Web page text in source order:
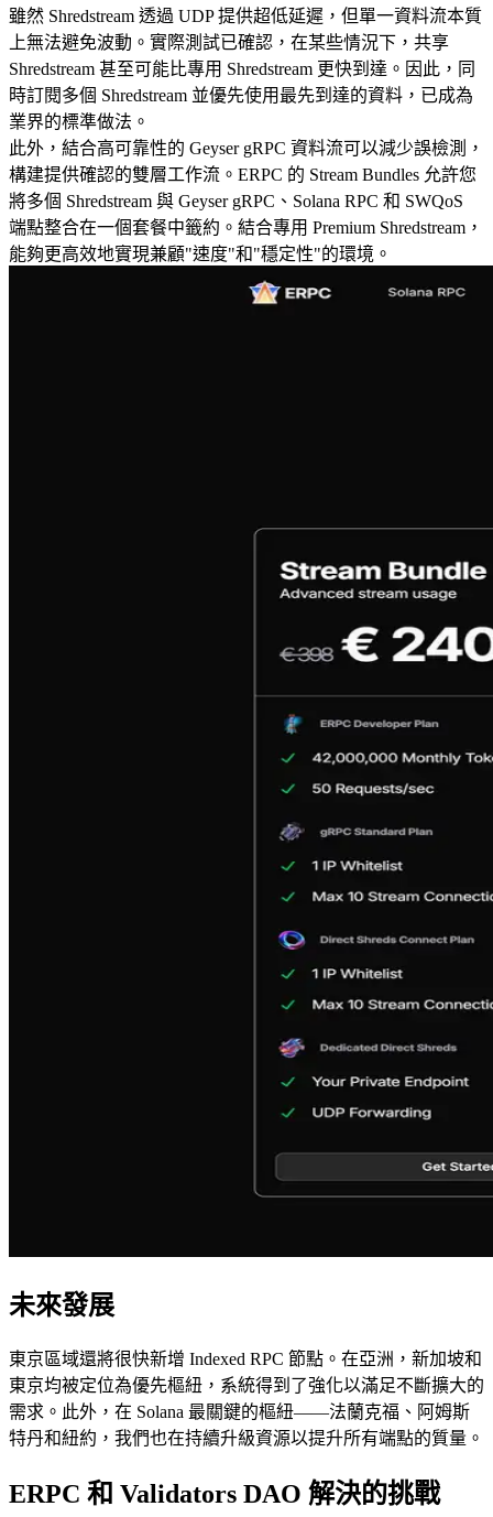
雖然 Shredstream 透過 UDP 提供超低延遲，但單一資料流本質
上無法避免波動。實際測試已確認，在某些情況下，共享
Shredstream 甚至可能比專用 Shredstream 更快到達。因此，同
時訂閱多個 Shredstream 並優先使用最先到達的資料，已成為
業界的標準做法。
此外，結合高可靠性的 Geyser gRPC 資料流可以減少誤檢測，
構建提供確認的雙層工作流。ERPC 的 Stream Bundles 允許您
將多個 Shredstream 與 Geyser gRPC、Solana RPC 和 SWQoS
端點整合在一個套餐中籤約。結合專用 Premium Shredstream，
能夠更高效地實現兼顧"速度"和"穩定性"的環境。
未來發展
東京區域還將很快新增 Indexed RPC 節點。在亞洲，新加坡和
東京均被定位為優先樞紐，系統得到了強化以滿足不斷擴大的
需求。此外，在 Solana 最關鍵的樞紐——法蘭克福、阿姆斯
特丹和紐約，我們也在持續升級資源以提升所有端點的質量。
ERPC 和 Validators DAO 解決的挑戰